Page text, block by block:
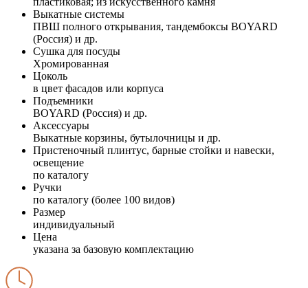
Выкатные системы
ПВШ полного открывания, тандембоксы BOYARD
(Россия) и др.
Сушка для посуды
Хромированная
Цоколь
в цвет фасадов или корпуса
Подъемники
BOYARD (Россия) и др.
Аксессуары
Выкатные корзины, бутылочницы и др.
Пристеночный плинтус, барные стойки и навески,
освещение
по каталогу
Ручки
по каталогу (более 100 видов)
Размер
индивидуальный
Цена
указана за базовую комплектацию